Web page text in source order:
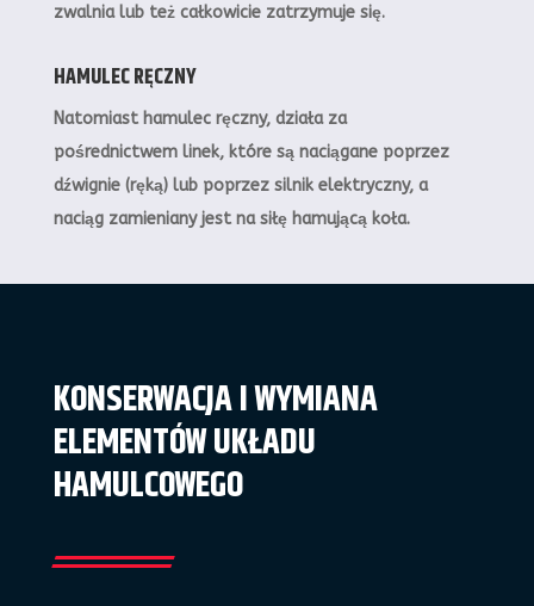
zwalnia lub też całkowicie zatrzymuje się.
HAMULEC RĘCZNY
Natomiast hamulec ręczny, działa za
pośrednictwem linek, które są naciągane poprzez
dźwignie (ręką) lub poprzez silnik elektryczny, a
naciąg zamieniany jest na siłę hamującą koła.
KONSERWACJA I WYMIANA
ELEMENTÓW UKŁADU
HAMULCOWEGO